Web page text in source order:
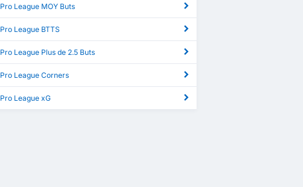
Pro League MOY Buts
Pro League BTTS
Pro League Plus de 2.5 Buts
Pro League Corners
Pro League xG